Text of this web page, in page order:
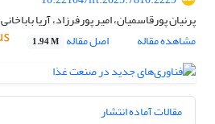
پرنیان پورقاسمیان، امیر پورفرزاد، آریا باباخانی
مشاهده مقاله
اصل مقاله 1.94 M
مقالات آماده انتشار